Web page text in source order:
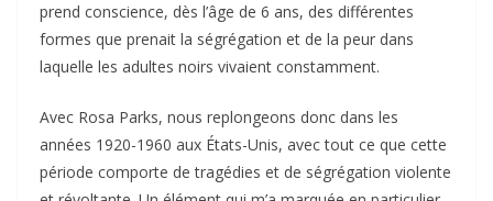
prend conscience, dès l’âge de 6 ans, des différentes
formes que prenait la ségrégation et de la peur dans
laquelle les adultes noirs vivaient constamment.
Avec Rosa Parks, nous replongeons donc dans les
années 1920-1960 aux États-Unis, avec tout ce que cette
période comporte de tragédies et de ségrégation violente